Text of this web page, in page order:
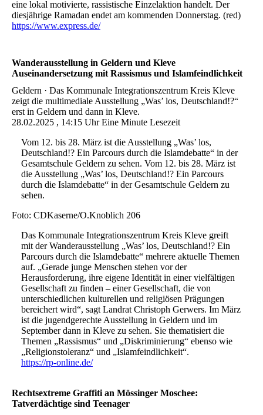
eine lokal motivierte, rassistische Einzelaktion handelt. Der
diesjährige Ramadan endet am kommenden Donnerstag. (red)
https://www.express.de/
Wanderausstellung in Geldern und Kleve
Auseinandersetzung mit Rassismus und Islamfeindlichkeit
Geldern · Das Kommunale Integrationszentrum Kreis Kleve
zeigt die multimediale Ausstellung „Was’ los, Deutschland!?“
erst in Geldern und dann in Kleve.
28.02.2025 , 14:15 Uhr Eine Minute Lesezeit
Vom 12. bis 28. März ist die Ausstellung „Was’ los,
Deutschland!? Ein Parcours durch die Islamdebatte“ in der
Gesamtschule Geldern zu sehen. Vom 12. bis 28. März ist
die Ausstellung „Was’ los, Deutschland!? Ein Parcours
durch die Islamdebatte“ in der Gesamtschule Geldern zu
sehen.
Foto: CDKaserne/O.Knoblich 206
Das Kommunale Integrationszentrum Kreis Kleve greift
mit der Wanderausstellung „Was’ los, Deutschland!? Ein
Parcours durch die Islamdebatte“ mehrere aktuelle Themen
auf. „Gerade junge Menschen stehen vor der
Herausforderung, ihre eigene Identität in einer vielfältigen
Gesellschaft zu finden – einer Gesellschaft, die von
unterschiedlichen kulturellen und religiösen Prägungen
bereichert wird“, sagt Landrat Christoph Gerwers. Im März
ist die jugendgerechte Ausstellung in Geldern und im
September dann in Kleve zu sehen. Sie thematisiert die
Themen „Rassismus“ und „Diskriminierung“ ebenso wie
„Religionstoleranz“ und „Islamfeindlichkeit“.
https://rp-online.de/
Rechtsextreme Graffiti an Mössinger Moschee:
Tatverdächtige sind Teenager